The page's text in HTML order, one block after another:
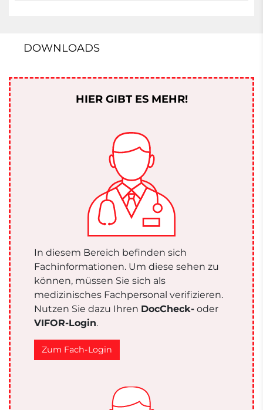
DOWNLOADS
HIER GIBT ES MEHR!
In diesem Bereich befinden sich
Fachinformationen. Um diese sehen zu
können, müssen Sie sich als
medizinisches Fachpersonal verifizieren.
Nutzen Sie dazu Ihren DocCheck- oder
VIFOR-Login.
Zum Fach-Login